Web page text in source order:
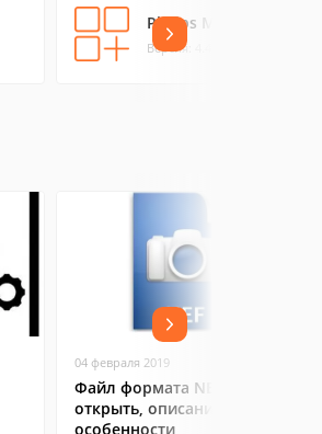
Philips MyRemote
Версия: 4.40
04 февраля 2019
Файл формата NEF: чем
открыть, описание,
особенности